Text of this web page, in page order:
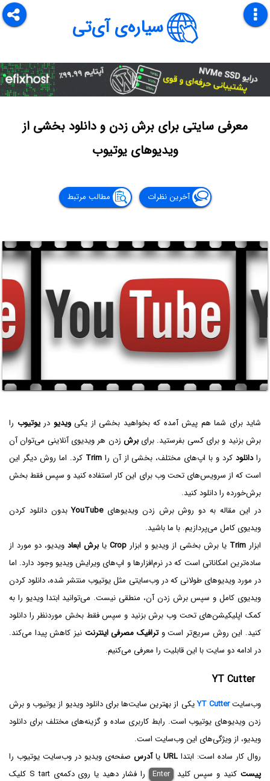
سیاره‌ی آی‌تی
معرفی سایتی برای برش زدن و دانلود بخشی از
ویدیوهای یوتیوب
آخرین نظرات مطالب مرتبط
شاید برای شما هم پیش آمده که بخواهید بخشی از یکیویدیو دریوتیوب را
برش بزنید و برای کسی بفرستید. برایبرش زدن هر ویدیوی آنلاینی می‌توان آن
رادانلودکرد و با اپ‌های مختلف، بخشی از آن راTrim کرد. اما روش دیگر این
است که از سرویس‌های تحت وب برای این کار استفاده کنید و سپس فقط بخش
برش‌خورده را دانلود کنید.
در این مقاله به دو روش برش زدن ویدیوهایYouTubeبدون دانلود کردن
ویدیوی کامل می‌پردازیم. با ما باشید.
ابزار Trim یا برش بخشی از ویدیو و ابزار Crop یا برش ابعاد ویدیو، دو مورد از
ساده‌ترین امکاناتی است که در نرم‌افزارها و اپ‌های ویرایش ویدیو وجود دارد. اما
در مورد ویدیوهای طولانی که در وب‌سایتی مثل یوتیوب منتشر شده، دانلود کردن
ویدیوی کامل و سپس برش زدن آن، منطقی نیست. می‌توانید ابتدا ویدیو را به
کمک اپلیکیشن‌های تحت وب برش بزنید و سپس فقط بخش موردنظر را دانلود
کنید. این روش سریع‌تر است وترافیک مصرفی اینترنت نیز کاهش پیدا می‌کند.
در ادامه دو سایت با این قابلیت را معرفی می‌کنیم.
YT Cutter
وب‌سایتYT Cutterیکی از بهترین سایت‌ها برای دانلود ویدیو از یوتیوب و برش
زدن ویدیوهای یوتیوب است. رابط کاربری ساده و گزینه‌های مختلف برای دانلود
ویدیو، از ویژگی‌های این وب‌سایت است.
روال کار ساده است: ابتدا URL یاآدرس صفحه‌ی ویدیو در وب‌سایت یوتیوب را
پیستکنید و سپس کلید Enter
را فشار دهید یا روی دکمه‌ی S tart کلیک